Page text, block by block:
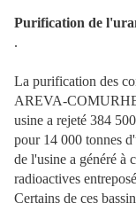
Purification de
.
La purification des
AREVA-
usine a rejeté 384
pour 14 000 tonnes
de l'usine a généré à
radioactives
Certains de ces